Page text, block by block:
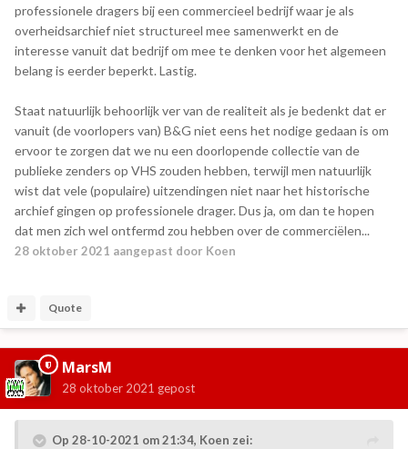
professionele dragers bij een commercieel bedrijf waar je als
overheidsarchief niet structureel mee samenwerkt en de
interesse vanuit dat bedrijf om mee te denken voor het algemeen
belang is eerder beperkt. Lastig.
Staat natuurlijk behoorlijk ver van de realiteit als je bedenkt dat er
vanuit (de voorlopers van) B&G niet eens het nodige gedaan is om
ervoor te zorgen dat we nu een doorlopende collectie van de
publieke zenders op VHS zouden hebben, terwijl men natuurlijk
wist dat vele (populaire) uitzendingen niet naar het historische
archief gingen op professionele drager. Dus ja, om dan te hopen
dat men zich wel ontfermd zou hebben over de commerciëlen...
28 oktober 2021 aangepast door Koen
Quote
MarsM
28 oktober 2021 gepost
Op 28-10-2021 om 21:34, Koen zei: